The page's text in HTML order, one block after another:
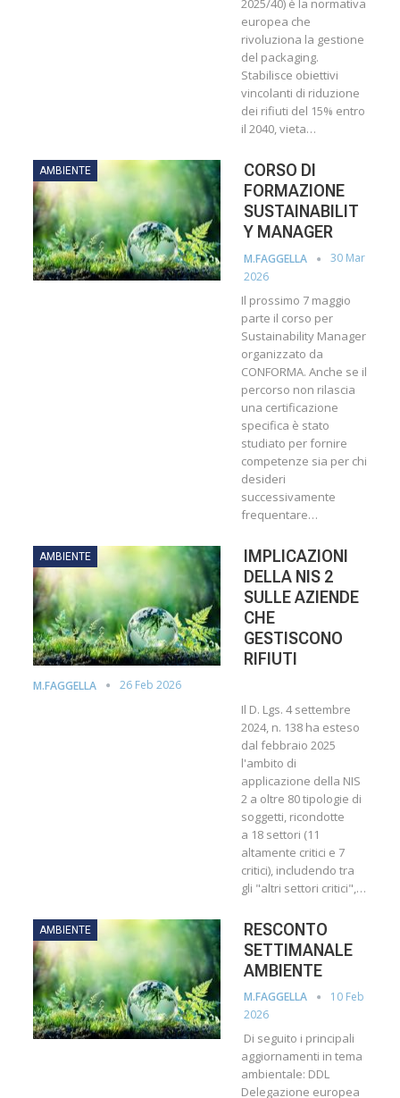
2025/40) è la normativa
europea che
rivoluziona la gestione
del packaging.
Stabilisce obiettivi
vincolanti di riduzione
dei rifiuti del 15% entro
il 2040, vieta…
AMBIENTE
CORSO DI
FORMAZIONE
SUSTAINABILIT
Y MANAGER
M.FAGGELLA
30 Mar
2026
Il prossimo 7 maggio
parte il corso per
Sustainability Manager
organizzato da
CONFORMA. Anche se il
percorso non rilascia
una certificazione
specifica è stato
studiato per fornire
competenze sia per chi
desideri
successivamente
frequentare…
AMBIENTE
IMPLICAZIONI
DELLA NIS 2
SULLE AZIENDE
CHE
GESTISCONO
RIFIUTI
M.FAGGELLA 26 Feb 2026
Il D. Lgs. 4 settembre
2024, n. 138 ha esteso
dal febbraio 2025
l'ambito di
applicazione della NIS
2 a oltre 80 tipologie di
soggetti, ricondotte
a 18 settori (11
altamente critici e 7
critici), includendo tra
gli "altri settori critici",…
AMBIENTE
RESCONTO
SETTIMANALE
AMBIENTE
M.FAGGELLA
10 Feb
2026
Di seguito i principali
aggiornamenti in tema
ambientale: DDL
Delegazione europea